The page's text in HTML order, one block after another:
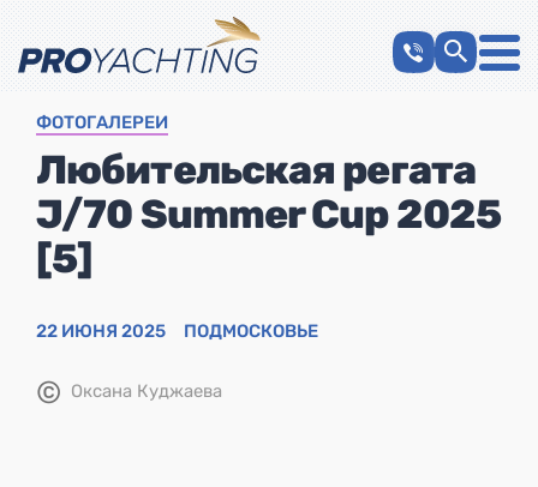
ФОТОГАЛЕРЕИ
Любительская регата
J/70 Summer Cup 2025
[5]
22 ИЮНЯ 2025 ПОДМОСКОВЬЕ
© Оксана Куджаева